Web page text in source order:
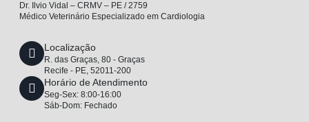
Dr. Ilvio Vidal – CRMV – PE / 2759
Médico Veterinário Especializado em Cardiologia
Localização
R. das Graças, 80 - Graças
Recife - PE, 52011-200
Horário de Atendimento
Seg-Sex: 8:00-16:00
Sáb-Dom: Fechado